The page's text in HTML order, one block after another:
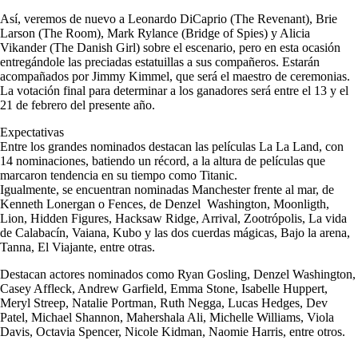
Así, veremos de nuevo a Leonardo DiCaprio (The Revenant), Brie
Larson (The Room), Mark Rylance (Bridge of Spies) y Alicia
Vikander (The Danish Girl) sobre el escenario, pero en esta ocasión
entregándole las preciadas estatuillas a sus compañeros. Estarán
acompañados por Jimmy Kimmel, que será el maestro de ceremonias.
La votación final para determinar a los ganadores será entre el 13 y el
21 de febrero del presente año.
Expectativas
Entre los grandes nominados destacan las películas La La Land, con
14 nominaciones, batiendo un récord, a la altura de películas que
marcaron tendencia en su tiempo como Titanic.
Igualmente, se encuentran nominadas Manchester frente al mar, de
Kenneth Lonergan o Fences, de Denzel Washington, Moonligth,
Lion, Hidden Figures, Hacksaw Ridge, Arrival, Zootrópolis, La vida
de Calabacín, Vaiana, Kubo y las dos cuerdas mágicas, Bajo la arena,
Tanna, El Viajante, entre otras.
Destacan actores nominados como Ryan Gosling, Denzel Washington,
Casey Affleck, Andrew Garfield, Emma Stone, Isabelle Huppert,
Meryl Streep, Natalie Portman, Ruth Negga, Lucas Hedges, Dev
Patel, Michael Shannon, Mahershala Ali, Michelle Williams, Viola
Davis, Octavia Spencer, Nicole Kidman, Naomie Harris, entre otros.